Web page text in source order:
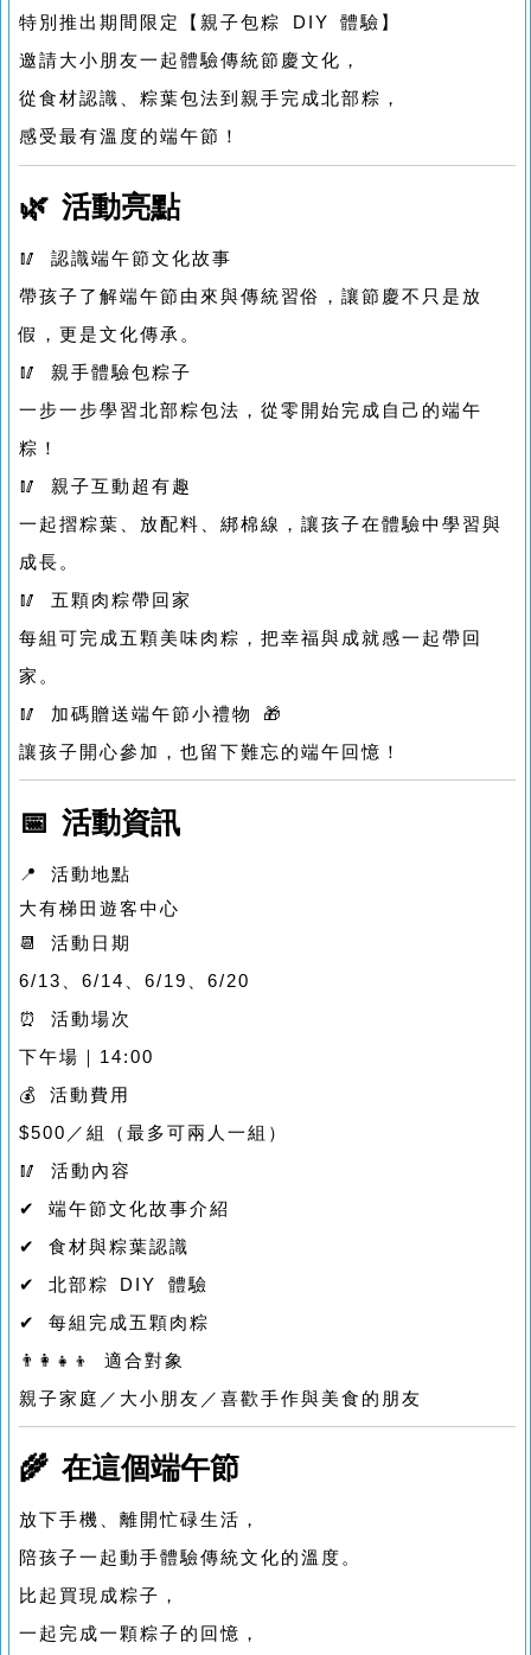
特別推出期間限定【親子包粽 DIY 體驗】
邀請大小朋友一起體驗傳統節慶文化，
從食材認識、粽葉包法到親手完成北部粽，
感受最有溫度的端午節！
🌿 活動亮點
🥢 認識端午節文化故事
帶孩子了解端午節由來與傳統習俗，讓節慶不只是放
假，更是文化傳承。
🥢 親手體驗包粽子
一步一步學習北部粽包法，從零開始完成自己的端午
粽！
🥢 親子互動超有趣
一起摺粽葉、放配料、綁棉線，讓孩子在體驗中學習與
成長。
🥢 五顆肉粽帶回家
每組可完成五顆美味肉粽，把幸福與成就感一起帶回
家。
🥢 加碼贈送端午節小禮物 🎁
讓孩子開心參加，也留下難忘的端午回憶！
📅 活動資訊
📍 活動地點
大有梯田遊客中心
📆 活動日期
6/13、6/14、6/19、6/20
⏰ 活動場次
下午場｜14:00
💰 活動費用
$500／組（最多可兩人一組）
🥢 活動內容
✔ 端午節文化故事介紹
✔ 食材與粽葉認識
✔ 北部粽 DIY 體驗
✔ 每組完成五顆肉粽
👨‍👩‍👧‍👦 適合對象
親子家庭／大小朋友／喜歡手作與美食的朋友
🌾 在這個端午節
放下手機、離開忙碌生活，
陪孩子一起動手體驗傳統文化的溫度。
比起買現成粽子，
一起完成一顆粽子的回憶，